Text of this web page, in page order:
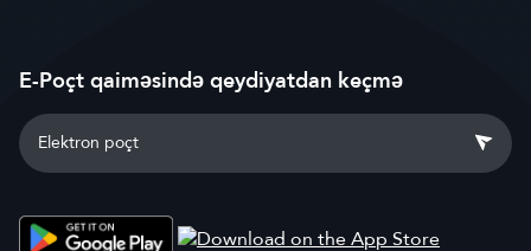
E-Poçt qaiməsində qeydiyatdan keçmə